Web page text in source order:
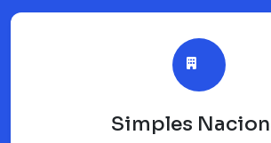
Simples